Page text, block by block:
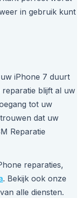
in gebruik kunt
iPhone 7 duurt
blijft al uw
tot uw
dat uw
Reparatie
reparaties,
. Bekijk ook onze
alle diensten.